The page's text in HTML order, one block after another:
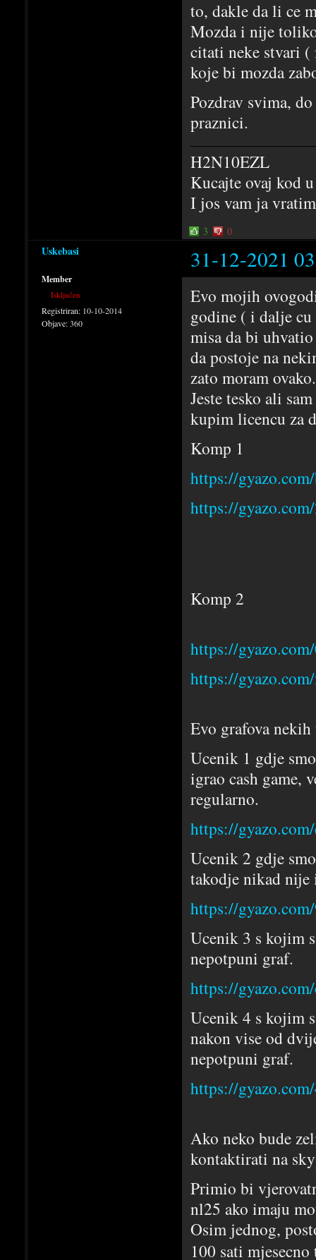
to, dakle da li ce
Mozda i nije
citati neke stvari (
koje bi mozda
Pozdrav svima,
praznici.
H2N10EZL
Kucajte ovaj kod
I jos vam ja
3 0
Uskebasi 31-12-2021
Member
Isključen
Registriran: 10-10-2014
Objave:360
Evo mojih
godine ( i dalje cu
misa da bi
da postoje na
zato moram ovako.
Jeste tesko ali
kupim licencu za
Komp 1
https://
https://
Komp 2
https://
https://
Evo grafova
Ucenik 1 gdje
igrao cash game,
regularno.
https://
Ucenik 2 gdje
takodje nikad nije
https://
Ucenik 3 s kojim
nepotpuni graf.
https://
Ucenik 4 s kojim
nakon vise od
nepotpuni graf.
https://
Ako neko bude
kontaktirati na
Primio bi
nl25 ako imaju
Osim jednog,
100 sati